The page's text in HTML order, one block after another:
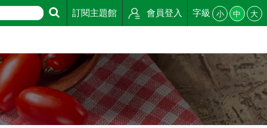
訂閱主題館 會員登入 字級 小 中 大